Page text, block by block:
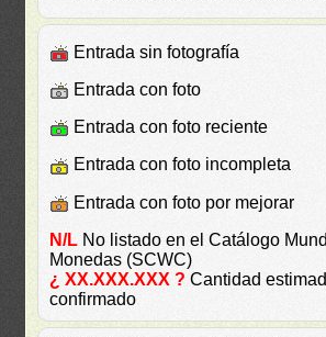
Entrada sin fotografía
Entrada con foto
Entrada con foto reciente
Entrada con foto incompleta
Entrada con foto por mejorar
N/L No listado en el Catálogo
Monedas (SCWC)
¿ XX.XXX.XXX ? Cantidad
confirmado